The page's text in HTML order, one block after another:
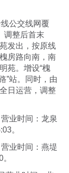
公交线网覆
调整后首末
发出，按原线
房路向南，南
苑。增设“槐
”站。同时，由
日运营，调整
业时间：龙泉
。
业时间：燕堤